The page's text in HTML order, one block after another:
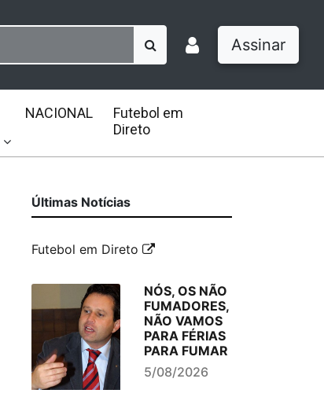
Assinar
NACIONAL
Futebol em
Direto
Últimas Notícias
Futebol em Direto
NÓS, OS NÃO
FUMADORES,
NÃO VAMOS
PARA FÉRIAS
PARA FUMAR
5/08/2026